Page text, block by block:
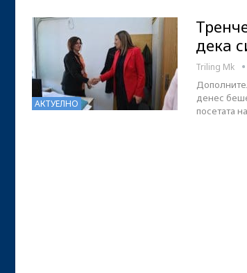
АКТУЕЛНО
дека
Triling Mk
денес
посетата